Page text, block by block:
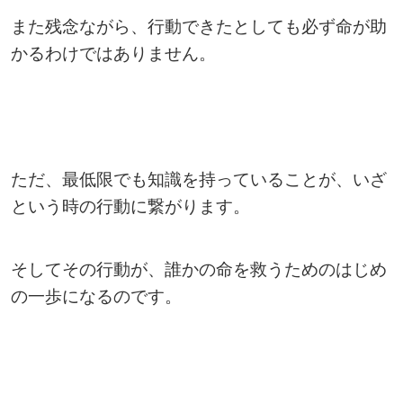
また残念ながら、行動できたとしても必ず命が助
かるわけではありません。
ただ、最低限でも知識を持っていることが、いざ
という時の行動に繋がります。
そしてその行動が、誰かの命を救うためのはじめ
の一歩になるのです。